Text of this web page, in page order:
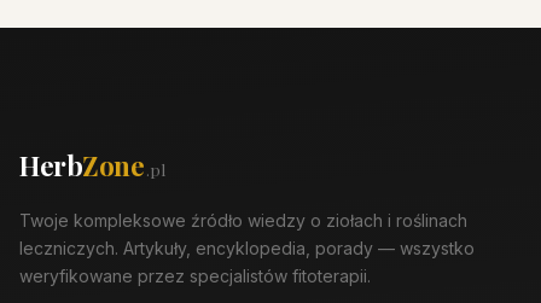
HerbZone.pl
Twoje kompleksowe źródło wiedzy o ziołach i roślinach
leczniczych. Artykuły, encyklopedia, porady — wszystko
weryfikowane przez specjalistów fitoterapii.